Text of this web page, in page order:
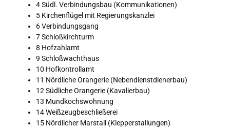
4 Südl. Verbindungsbau (Kommunikationen)
5 Kirchenflügel mit Regierungskanzlei
6 Verbindungsgang
7 Schloßkirchturm
8 Hofzahlamt
9 Schloßwachthaus
10 Hofkontrollamt
11 Nördliche Orangerie (Nebendienstdienerbau)
12 Südliche Orangerie (Kavalierbau)
13 Mundkochswohnung
14 Weißzeugbeschließerei
15 Nördlicher Marstall (Klepperstallungen)